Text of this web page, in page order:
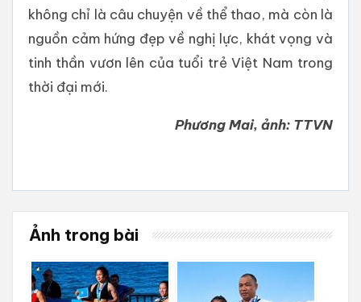
không chỉ là câu chuyện về thể thao, mà còn là
nguồn cảm hứng đẹp về nghị lực, khát vọng và
tinh thần vươn lên của tuổi trẻ Việt Nam trong
thời đại mới.
Phương Mai, ảnh: TTVN
Ảnh trong bài